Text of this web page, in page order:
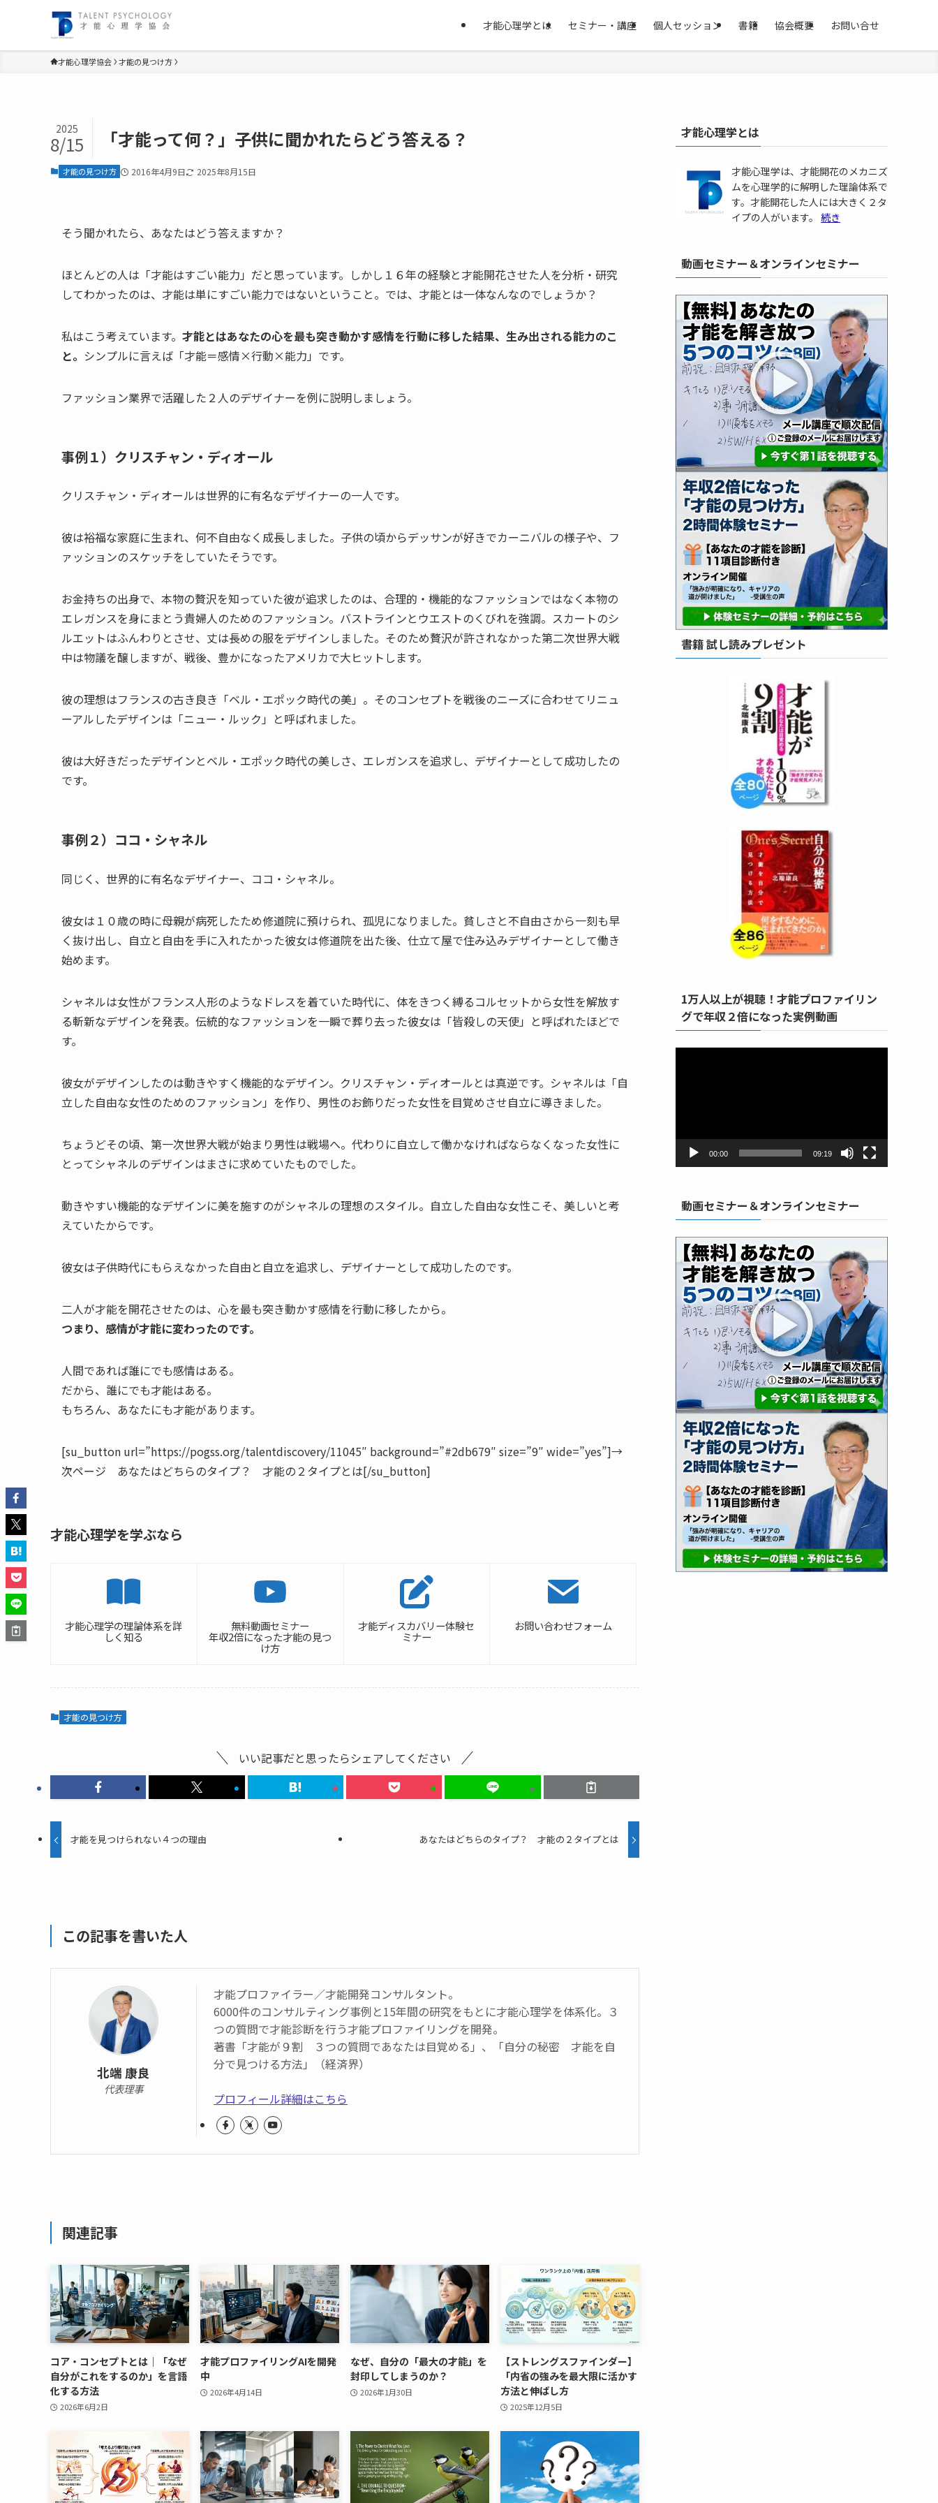
才能心理学とは セミナー・講座 個人セッション 書籍 協会概要 お問い合せ
才能心理学協会 才能の見つけ方
「才能って何？」子供に聞かれたらどう答える？
2025
8/15
才能の見つけ方 2016年4月9日 2025年8月15日
そう聞かれたら、あなたはどう答えますか？
ほとんどの人は「才能はすごい能力」だと思っています。しかし１６年の経験と才能開花させた人を分析・研究
してわかったのは、才能は単にすごい能力ではないということ。では、才能とは一体なんなのでしょうか？
私はこう考えています。 才能とはあなたの心を最も突き動かす感情を行動に移した結果、生み出される能力のこ
と。 シンプルに言えば「才能＝感情×行動×能力」です。
ファッション業界で活躍した２人のデザイナーを例に説明しましょう。
事例１）クリスチャン・ディオール
クリスチャン・ディオールは世界的に有名なデザイナーの一人です。
彼は裕福な家庭に生まれ、何不自由なく成長しました。子供の頃からデッサンが好きでカーニバルの様子や、フ
ァッションのスケッチをしていたそうです。
お金持ちの出身で、本物の贅沢を知っていた彼が追求したのは、合理的・機能的なファッションではなく本物の
エレガンスを身にまとう貴婦人のためのファッション。バストラインとウエストのくびれを強調。スカートのシ
ルエットはふんわりとさせ、丈は長めの服をデザインしました。そのため贅沢が許されなかった第二次世界大戦
中は物議を醸しますが、戦後、豊かになったアメリカで大ヒットします。
彼の理想はフランスの古き良き「ベル・エポック時代の美」。そのコンセプトを戦後のニーズに合わせてリニュ
ーアルしたデザインは「ニュー・ルック」と呼ばれました。
彼は大好きだったデザインとベル・エポック時代の美しさ、エレガンスを追求し、デザイナーとして成功したの
です。
事例２）ココ・シャネル
同じく、世界的に有名なデザイナー、ココ・シャネル。
彼女は１０歳の時に母親が病死したため修道院に預けられ、孤児になりました。貧しさと不自由さから一刻も早
く抜け出し、自立と自由を手に入れたかった彼女は修道院を出た後、仕立て屋で住み込みデザイナーとして働き
始めます。
シャネルは女性がフランス人形のようなドレスを着ていた時代に、体をきつく縛るコルセットから女性を解放す
る斬新なデザインを発表。伝統的なファッションを一瞬で葬り去った彼女は「皆殺しの天使」と呼ばれたほどで
す。
彼女がデザインしたのは動きやすく機能的なデザイン。クリスチャン・ディオールとは真逆です。シャネルは「自
立した自由な女性のためのファッション」を作り、男性のお飾りだった女性を目覚めさせ自立に導きました。
ちょうどその頃、第一次世界大戦が始まり男性は戦場へ。代わりに自立して働かなければならなくなった女性に
とってシャネルのデザインはまさに求めていたものでした。
動きやすい機能的なデザインに美を施すのがシャネルの理想のスタイル。自立した自由な女性こそ、美しいと考
えていたからです。
彼女は子供時代にもらえなかった自由と自立を追求し、デザイナーとして成功したのです。
二人が才能を開花させたのは、心を最も突き動かす感情を行動に移したから。
つまり、感情が才能に変わったのです。
人間であれば誰にでも感情はある。
だから、誰にでも才能はある。
もちろん、あなたにも才能があります。
[su_button url=”https://pogss.org/talentdiscovery/11045″ background=”#2db679″ size=”9″ wide=”yes”]→
次ページ あなたはどちらのタイプ？ 才能の２タイプとは[/su_button]
才能心理学を学ぶなら
才能心理学の理論体系を詳
しく知る
無料動画セミナー
年収2倍になった才能の見つ
け方
才能ディスカバリー体験セ
ミナー
お問い合わせフォーム
才能の見つけ方
いい記事だと思ったらシェアしてください
才能を見つけられない４つの理由 あなたはどちらのタイプ？ 才能の２タイプとは
この記事を書いた人
北端 康良
代表理事
才能プロファイラー／才能開発コンサルタント。
6000件のコンサルティング事例と15年間の研究をもとに才能心理学を体系化。３
つの質問で才能診断を行う才能プロファイリングを開発。
著書「才能が９割 ３つの質問であなたは目覚める」、「自分の秘密 才能を自
分で見つける方法」（経済界）
プロフィール詳細はこちら
関連記事
コア・コンセプトとは｜「なぜ
自分がこれをするのか」を言語
化する方法
2026年6月2日
才能プロファイリングAIを開発
中
2026年4月14日
なぜ、自分の「最大の才能」を
封印してしまうのか？
2026年1月30日
【ストレングスファインダー】
「内省の強みを最大限に活かす
方法と伸ばし方
2025年12月5日
才能心理学とは
才能心理学は、才能開花のメカニズ
ムを心理学的に解明した理論体系で
す。才能開花した人には大きく２タ
イプの人がいます。 続き
動画セミナー＆オンラインセミナー
書籍 試し読みプレゼント
1万人以上が視聴！才能プロファイリン
グで年収２倍になった実例動画
00:00 09:19
動画セミナー＆オンラインセミナー